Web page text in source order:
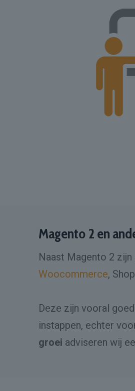
Magento 2 en
Naast Magento 2
Woocommerce,
Deze zijn vooral
instappen, echter
groei adviseren wij